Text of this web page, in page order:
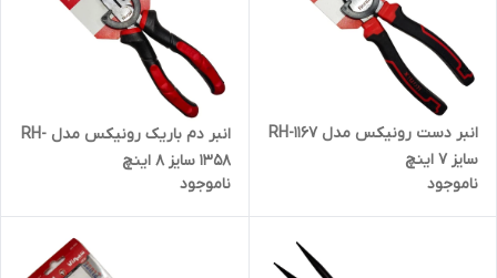
انبر دست رونیکس مدل RH-1167
سایز 7 اینچ
ناموجود
انبر دم باریک رونیکس مدل RH-
1358 سایز 8 اینچ
ناموجود